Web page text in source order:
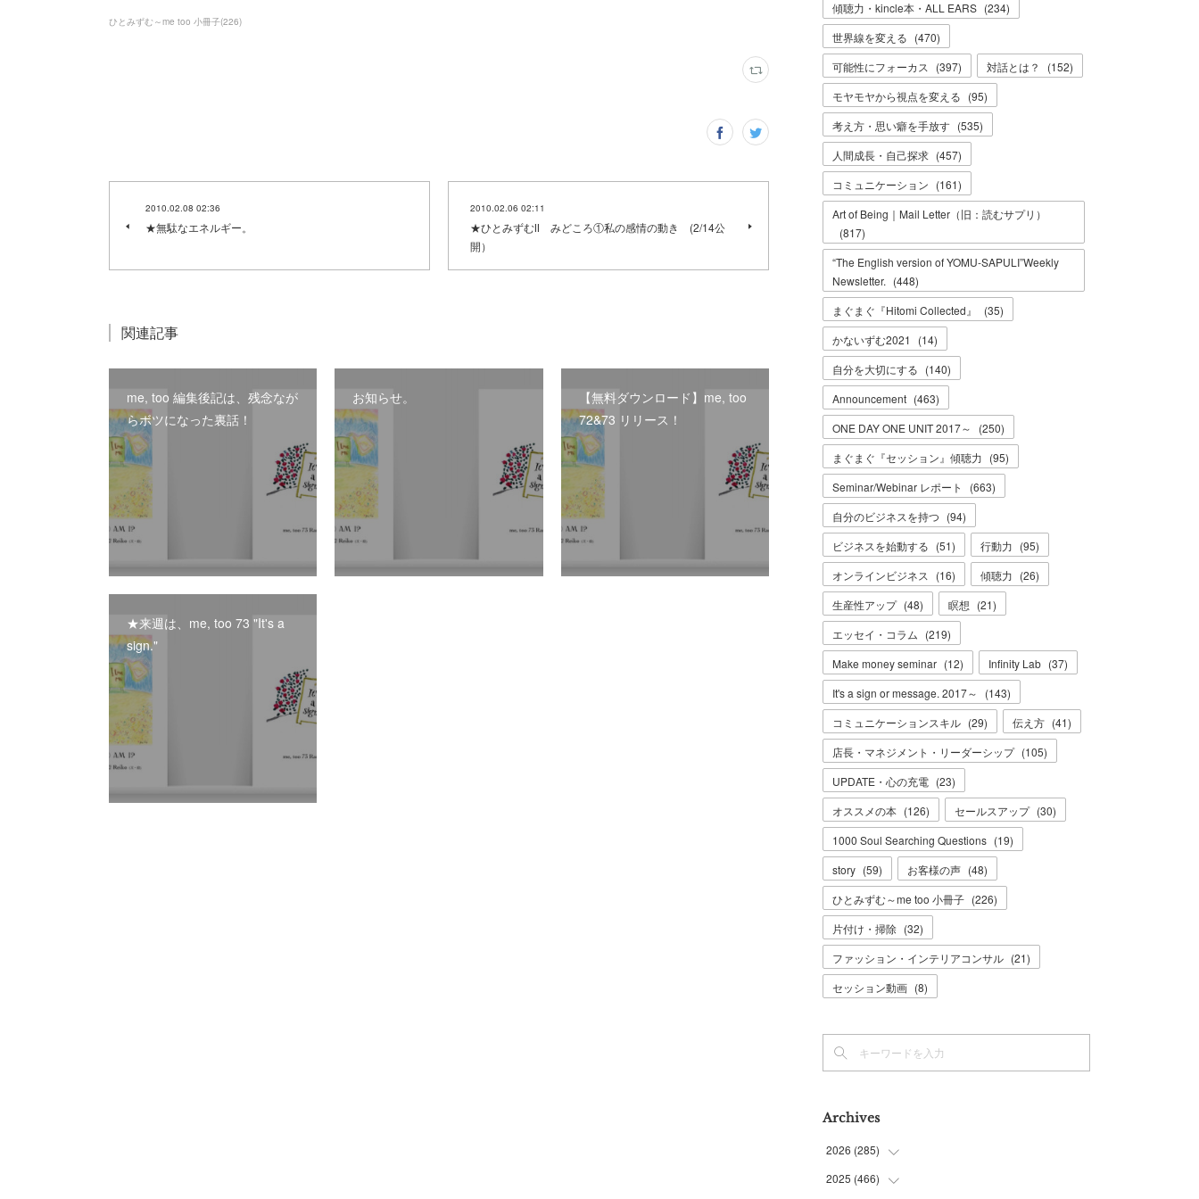
ひとみずむ～me too 小冊子(226)
2010.02.08 02:36
★無駄なエネルギー。
2010.02.06 02:11
★ひとみずむⅡ みどころ①私の感情の動き (2/14公
開）
関連記事
me, too 編集後記は、残念なが
らボツになった裏話！
お知らせ。
【無料ダウンロード】me, too
72&73 リリース！
★来週は、me, too 73 "It's a
sign."
傾聴力・kincle本・ALL EARS (234)
世界線を変える (470)
可能性にフォーカス
(397) 対話とは？ (152)
モヤモヤから視点を変える (95)
考え方・思い癖を手放す (535)
人間成長・自己探求 (457)
コミュニケーション (161)
Art of Being｜Mail Letter（旧：読むサプリ）
(817)
“The English version of YOMU-SAPULI”Weekly
Newsletter. (448)
まぐまぐ『Hitomi Collected』
(35)
かないずむ2021
(14)
自分を大切にする (140)
Announcement (463)
ONE DAY ONE UNIT 2017～
(250)
まぐまぐ『セッション』傾聴力 (95)
Seminar/Webinar レポート
(663)
自分のビジネスを持つ (94)
ビジネスを始動する (51) 行動力 (95)
オンラインビジネス
(16) 傾聴力 (26)
生産性アップ (48) 瞑想 (21)
エッセイ・コラム (219)
Make money seminar (12) Infinity Lab (37)
It's a sign or message. 2017～
(143)
コミュニケーションスキル (29) 伝え方 (41)
店長・マネジメント・リーダーシップ (105)
UPDATE・心の充電 (23)
オススメの本 (126) セールスアップ (30)
1000 Soul Searching Questions (19)
story (59) お客様の声 (48)
ひとみずむ～me too 小冊子 (226)
片付け・掃除 (32)
ファッション・インテリアコンサル (21)
セッション動画 (8)
Archives
2026 (285)
(6)
2025 (466)